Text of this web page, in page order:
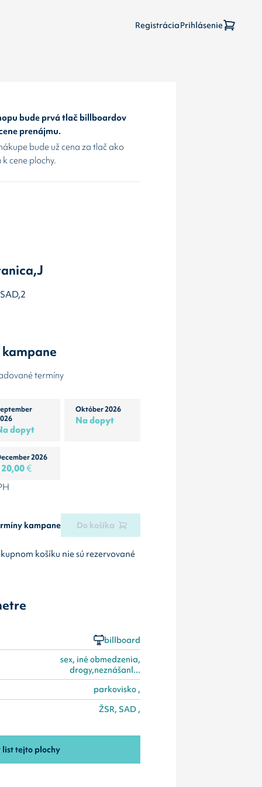
RegistráciaPrihlásenie
bude prvá tlač billboardov
prenájmu.
bude už cena za tlač ako
cene plochy.
termíny
dopyt
Október 2026
Na dopyt
2026
€
kampane Do košíka
košíku nie sú rezervované
billboard
sex, iné obmedzenia,
drogy,neznášanl...
parkovisko ,
ŽSR, SAD ,
tejto plochy